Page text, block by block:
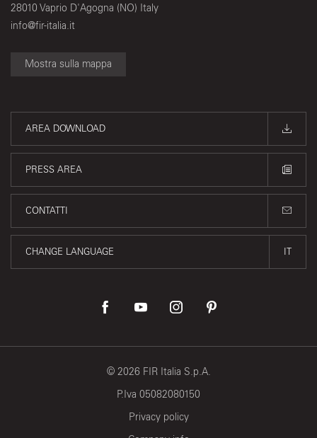
28010 Vaprio D'Agogna (NO) Italy
info@fir-italia.it
Mostra sulla mappa
AREA DOWNLOAD
PRESS AREA
CONTATTI
CHANGE LANGUAGE IT
© 2026 FIR Italia S.p.A.
P.Iva 05082080150
Privacy policy